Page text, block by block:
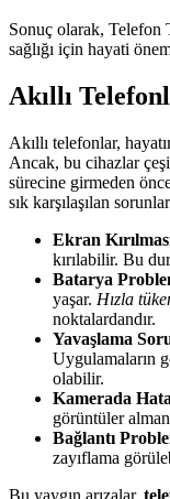
Sonuç olarak, Telefon
sağlığı için hayati
Akıllı
Akıllı telefonlar,
Ancak, bu cihazlar
sürecine girmeden
sık karşılaşılan
Ekran
kırılabilir. Bu
Batarya
yaşar. Hızla
noktalardandır.
Yavaşlama
Uygulamaların
olabilir.
Kamerada Hata
görüntüler
Bağlantı
zayıflama
Bu yaygın arızalar,